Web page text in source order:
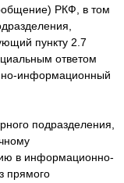
РКФ, в том
пункту 2.7
ответом
информационный
подразделения,
в информационно-
прямого